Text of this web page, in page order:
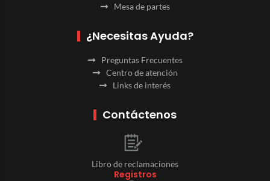
Mesa de partes
¿Necesitas Ayuda?
Preguntas Frecuentes
Centro de atención
Links de interés
Contáctenos
Libro de reclamaciones
Registros